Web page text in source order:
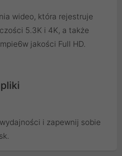
wideo, która rejestruje
5.3K i 4K, a także
jakości Full HD.
i zapewnij sobie